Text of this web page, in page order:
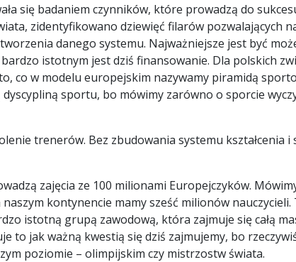
się badaniem czynników, które prowadzą do
zidentyfikowano dziewięć filarów pozwalających
danego systemu. Najważniejsze jest być
istotnym jest dziś finansowanie. Dla polskich
co w modelu europejskim nazywamy piramidą
sportu, bo mówimy zarówno o sporcie
trenerów. Bez zbudowania systemu kształcenia
zajęcia ze 100 milionami Europejczyków.
kontynencie mamy sześć milionów
istotną grupą zawodową, która zajmuje się całą
to jak ważną kwestią się dziś zajmujemy, bo
poziomie – olimpijskim czy mistrzostw świata.